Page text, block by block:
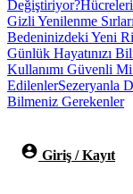
Değiştiriyor?
Gizli Yenilenme Sırları
Bedeninizdeki Yeni
Günlük Hayatınızı
Kullanımı Güvenli
EdilenlerSezeryanla
Bilmeniz Gerekenler
Giriş / Kayıt